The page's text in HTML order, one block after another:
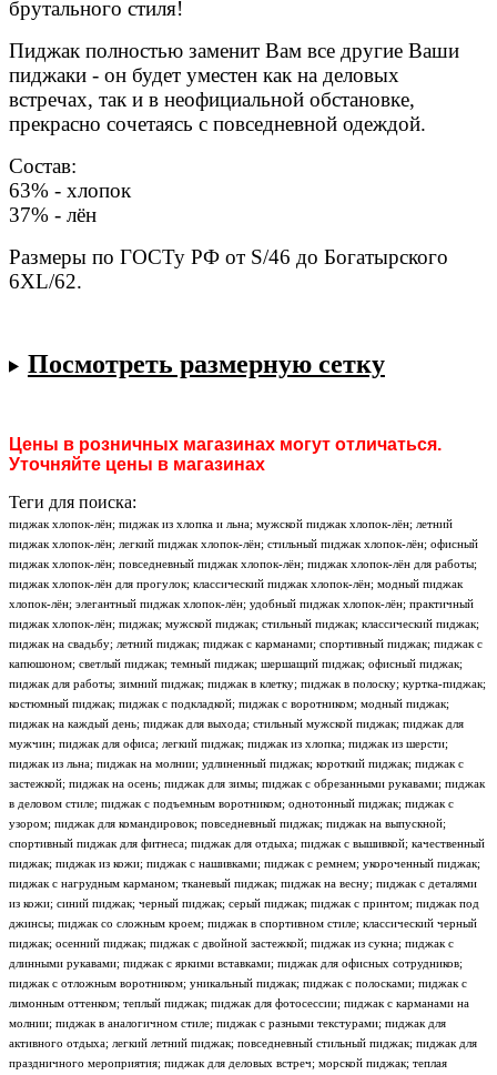
брутального стиля!
Пиджак полностью заменит Вам все другие Ваши
пиджаки - он будет уместен как на деловых
встречах, так и в неофициальной обстановке,
прекрасно сочетаясь с повседневной одеждой.
Состав:
63% - хлопок
37% - лён
Размеры по ГОСТу РФ от S/46 до Богатырского
6XL/62.
Посмотреть размерную сетку
Цены в розничных магазинах могут отличаться.
Уточняйте цены в магазинах
Теги для поиска:
пиджак хлопок-лён; пиджак из хлопка и льна; мужской пиджак хлопок-лён; летний
пиджак хлопок-лён; легкий пиджак хлопок-лён; стильный пиджак хлопок-лён; офисный
пиджак хлопок-лён; повседневный пиджак хлопок-лён; пиджак хлопок-лён для работы;
пиджак хлопок-лён для прогулок; классический пиджак хлопок-лён; модный пиджак
хлопок-лён; элегантный пиджак хлопок-лён; удобный пиджак хлопок-лён; практичный
пиджак хлопок-лён; пиджак; мужской пиджак; стильный пиджак; классический пиджак;
пиджак на свадьбу; летний пиджак; пиджак с карманами; спортивный пиджак; пиджак с
капюшоном; светлый пиджак; темный пиджак; шершащий пиджак; офисный пиджак;
пиджак для работы; зимний пиджак; пиджак в клетку; пиджак в полоску; куртка-пиджак;
костюмный пиджак; пиджак с подкладкой; пиджак с воротником; модный пиджак;
пиджак на каждый день; пиджак для выхода; стильный мужской пиджак; пиджак для
мужчин; пиджак для офиса; легкий пиджак; пиджак из хлопка; пиджак из шерсти;
пиджак из льна; пиджак на молнии; удлиненный пиджак; короткий пиджак; пиджак с
застежкой; пиджак на осень; пиджак для зимы; пиджак с обрезанными рукавами; пиджак
в деловом стиле; пиджак с подъемным воротником; однотонный пиджак; пиджак с
узором; пиджак для командировок; повседневный пиджак; пиджак на выпускной;
спортивный пиджак для фитнеса; пиджак для отдыха; пиджак с вышивкой; качественный
пиджак; пиджак из кожи; пиджак с нашивками; пиджак с ремнем; укороченный пиджак;
пиджак с нагрудным карманом; тканевый пиджак; пиджак на весну; пиджак с деталями
из кожи; синий пиджак; черный пиджак; серый пиджак; пиджак с принтом; пиджак под
джинсы; пиджак со сложным кроем; пиджак в спортивном стиле; классический черный
пиджак; осенний пиджак; пиджак с двойной застежкой; пиджак из сукна; пиджак с
длинными рукавами; пиджак с яркими вставками; пиджак для офисных сотрудников;
пиджак с отложным воротником; уникальный пиджак; пиджак с полосками; пиджак с
лимонным оттенком; теплый пиджак; пиджак для фотосессии; пиджак с карманами на
молнии; пиджак в аналогичном стиле; пиджак с разными текстурами; пиджак для
активного отдыха; легкий летний пиджак; повседневный стильный пиджак; пиджак для
праздничного мероприятия; пиджак для деловых встреч; морской пиджак; теплая